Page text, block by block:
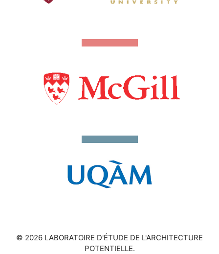
© 2026 LABORATOIRE D'ÉTUDE DE L'ARCHITECTURE
POTENTIELLE.